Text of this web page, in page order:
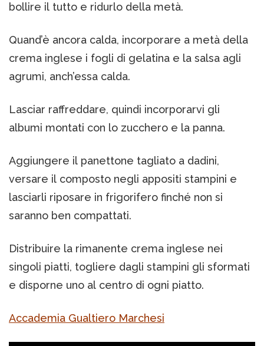
bollire il tutto e ridurlo della metà.
Quand’è ancora calda, incorporare a metà della
crema inglese i fogli di gelatina e la salsa agli
agrumi, anch’essa calda.
Lasciar raffreddare, quindi incorporarvi gli
albumi montati con lo zucchero e la panna.
Aggiungere il panettone tagliato a dadini,
versare il composto negli appositi stampini e
lasciarli riposare in frigorifero finché non si
saranno ben compattati.
Distribuire la rimanente crema inglese nei
singoli piatti, togliere dagli stampini gli sformati
e disporne uno al centro di ogni piatto.
Accademia Gualtiero Marchesi